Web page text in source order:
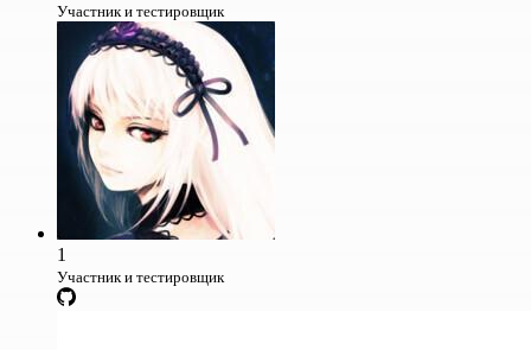
Участник и тестировщик
1
Участник и тестировщик